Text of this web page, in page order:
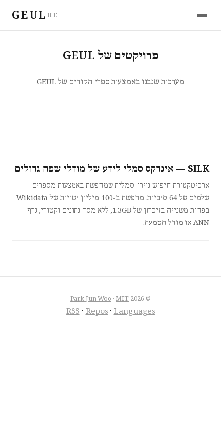
GEUL HE
פרויקטים של GEUL
מערכות שנבנו באמצעות ספרי הקודים של GEUL
SILK — אינדקס סמלי לידע של מודלי שפה גדולים
ארכיטקטורת חיפוש נוירו-סמלית שמחפשת באמצעות מספרים
שלמים של 64 סיביות. מחפשת ב-100 מיליון ישויות של Wikidata
בפחות משנייה בזיכרון של 1.3GB, ללא מסד נתונים וקטורי, גרף
ANN או מודל הטמעה.
© 2026
Park Jun Woo · MIT
RSS · Repos · Languages